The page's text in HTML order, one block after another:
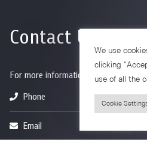
Contact Us
For more information please contact
Phone
Email
We use
clicking
use of all the
Cookie